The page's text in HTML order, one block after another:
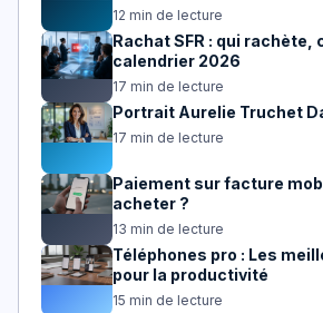
12 min de lecture
Rachat SFR : qui
calendrier 2026
17 min de lecture
Portrait Aurelie Truchet
17 min de lecture
Paiement sur facture
acheter ?
13 min de lecture
Téléphones pro : Les
pour la productivité
15 min de lecture